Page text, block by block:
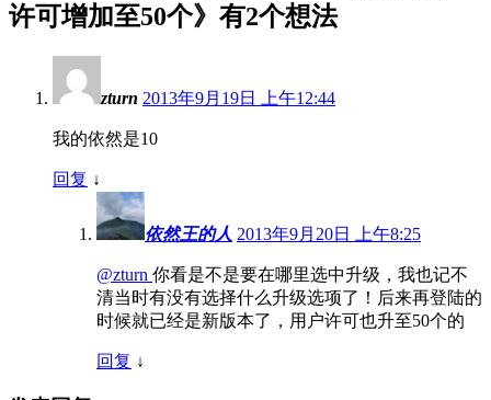
许可增加至50个》有2个想法
zturn 2013年9月19日 上午12:44
我的依然是10
回复 ↓
依然王的人 2013年9月20日 上午8:25
@zturn 你看是不是要在哪里选中升级，我也记不
清当时有没有选择什么升级选项了！后来再登陆的
时候就已经是新版本了，用户许可也升至50个的
回复 ↓